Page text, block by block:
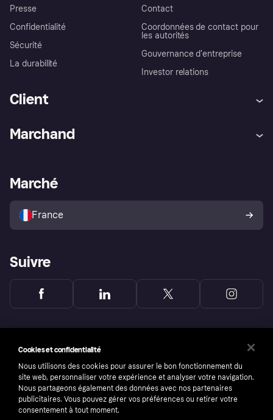
Presse
Confidentialité
Sécurité
La durabilité
Contact
Coordonnées de contact pour
les autorités
Gouvernance d’entreprise
Investor relations
Client
Explorez les magasins
Politique de protection de
l’acheteur Klarna
Marchand
Portail Marchand
Marché
France
Suivre
Cookies et confidentialité
Nous utilisons des cookies pour assurer le bon fonctionnement du
site web, personnaliser votre expérience et analyser votre navigation.
Nous partageons également des données avec nos partenaires
publicitaires. Vous pouvez gérer vos préférences ou retirer votre
consentement à tout moment.